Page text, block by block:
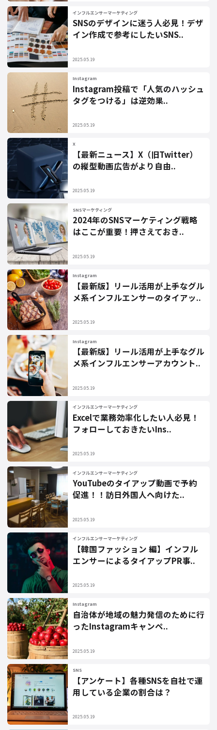
インフルエンサーマーケティング
SNSのデザインに迷う人必見！デザ
イン作成で参考にしたいSNS..
2025.05.19
Instagram
Instagram投稿で「人気のハッシュ
タグをつける」は逆効果..
2025.05.19
X
【最新ニュース】X（旧Twitter）
の縦型動画広告がより自由..
2025.05.19
SNSマーケティング
2024年のSNSマーケティング戦略
はここが重要！押さえておき..
2025.05.19
Instagram
【最新版】リール活用が上手なグル
メ系インフルエンサーのタイアッ..
2025.05.19
Instagram
【最新版】リール活用が上手なグル
メ系インフルエンサーアカウント..
2025.05.19
インフルエンサーマーケティング
Excelで業務効率化したい人必見！
フォローしておきたいIns..
2025.05.19
インフルエンサーマーケティング
YouTubeのタイアップ動画で予約
促進！！訪日外国人へ向けた..
2025.05.19
インフルエンサーマーケティング
【韓国ファッション 編】インフル
エンサーによるタイアップPR事..
2025.05.19
Instagram
自治体が地域の魅力発信のために行
ったInstagramキャンペ..
2025.05.19
SNS
【アンケート】各種SNSを自社で運
用している企業の割合は？
2025.05.19